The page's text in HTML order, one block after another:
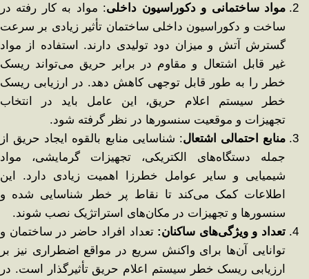
مواد ساختمانی و دکوراسیون داخلی: مواد به ‌کار رفته در
ساخت و دکوراسیون داخلی ساختمان تأثیر زیادی بر سرعت
گسترش آتش و میزان دود تولیدی دارند. استفاده از مواد
غیر قابل اشتعال و مقاوم در برابر حریق می‌تواند ریسک
خطر را به ‌طور قابل ‌توجهی کاهش دهد. در ارزیابی ریسک
خطر سیستم اعلام حریق، این عامل باید در انتخاب
تجهیزات و موقعیت سنسورها در نظر گرفته شود.
منابع احتمالی اشتعال: شناسایی منابع بالقوه ایجاد حریق از
جمله دستگاه‌های الکتریکی، تجهیزات گرمایشی، مواد
شیمیایی و سایر عوامل خطرزا اهمیت زیادی دارد. این
اطلاعات کمک می‌کند تا نقاط پر خطر شناسایی شده و
سنسورها و تجهیزات در مکان‌های استراتژیک نصب شوند.
تعداد و ویژگی‌های ساکنان: تعداد افراد حاضر در ساختمان و
توانایی آن‌ها برای واکنش سریع در مواقع اضطراری نیز بر
ارزیابی ریسک خطر سیستم اعلام حریق تأثیرگذار است. در